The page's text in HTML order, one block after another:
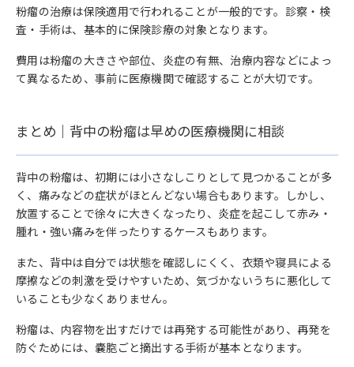
粉瘤の治療は保険適用で行われることが一般的です。診察・検
査・手術は、基本的に保険診療の対象となります。
費用は粉瘤の大きさや部位、炎症の有無、治療内容などによっ
て異なるため、事前に医療機関で確認することが大切です。
まとめ｜背中の粉瘤は早めの医療機関に相談
背中の粉瘤は、初期には小さなしこりとして見つかることが多
く、痛みなどの症状がほとんどない場合もあります。しかし、
放置することで徐々に大きくなったり、炎症を起こして赤み・
腫れ・強い痛みを伴ったりするケースもあります。
また、背中は自分では状態を確認しにくく、衣類や寝具による
摩擦などの刺激を受けやすいため、気づかないうちに悪化して
いることも少なくありません。
粉瘤は、内容物を出すだけでは再発する可能性があり、再発を
防ぐためには、嚢胞ごと摘出する手術が基本となります。